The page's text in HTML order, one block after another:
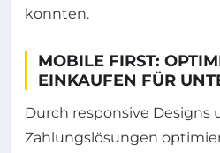
konnten.
MOBILE FIRST:
EINKAUFEN FÜR
Durch responsive Designs
Zahlungslösungen